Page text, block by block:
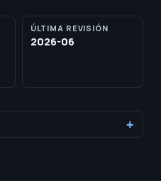
ÚLTIMA REVISIÓN
2026-06